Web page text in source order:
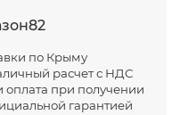
по Крыму
расчет с НДС
оплата при получении
гарантией